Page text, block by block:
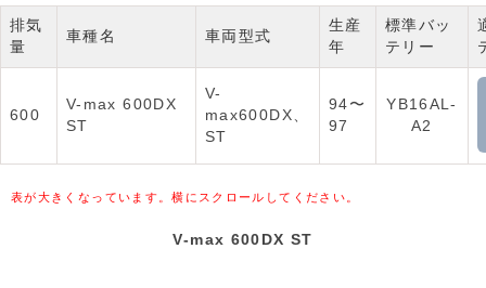
排気
量
車種名 車両型式
生産
年
標準バッ
テリー
600
V-max 600DX
ST
V-
max600DX、
ST
94〜
97
YB16AL-
A2
表が大きくなっています。横にスクロールしてください。
V-max 600DX ST